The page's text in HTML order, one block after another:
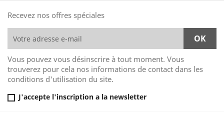
Recevez nos offres spéciales
Vous pouvez vous désinscrire à tout moment. Vous
trouverez pour cela nos informations de contact dans les
conditions d'utilisation du site.
J'accepte l'inscription a la newsletter